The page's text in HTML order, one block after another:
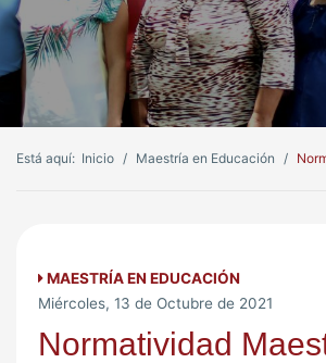
Está aquí: Inicio Maestría en Educación
MAESTRÍA EN EDUCACIÓN
Miércoles, 13 de Octubre de 2021
Normatividad